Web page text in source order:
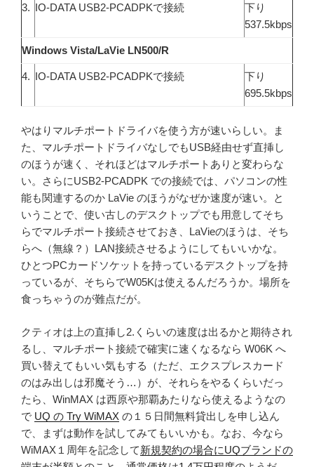
3. IO-DATA USB2-PCADPKで接続
下り
537.5kbps
Windows Vista/LaVie LN500/R
4. IO-DATA USB2-PCADPKで接続
下り
695.5kbps
やはりマルチポートドライバを使う方が速いらしい。ま
た、マルチポートドライバなしでもUSB経由せず直挿し
のほうが速く、それほどはマルチポートありと変わらな
い。さらにUSB2-PCADPK での接続では、パソコンの性
能も関連するのか LaVie のほうがなぜか速度が速い。と
いうことで、使い古しのデスクトップでも用意してそち
らでマルチポート接続させておき、LaVieのほうは、そち
らへ（無線？）LAN接続させるようにしてもいいかな。
ひとつPCカードソケットを持っているデスクトップを持
っているが、そちらでW05Kは使えるんだろうか。場所を
食っちゃうのが難点だが。
クティオは上の直挿し2.くらいの速度は出るかと期待され
るし、マルチポート接続で確実に速くなるなら W06K へ
買い替えてもいい気もする（ただ、エクスプレスカード
のはみ出しは邪魔そう…）が、それらをやるくらいだっ
たら、WinMAX は西原や那覇あたりなら使えるようなの
で UQ の Try WiMAX の１５日間無料貸出しを申し込ん
で、まずは動作を試してみてもいいかも。なお、今なら
WiMAX１周年を記念して新規契約の場合にUQブランドの